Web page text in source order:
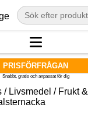
PRISFÖRFRÅGAN
Snabbt, gratis och anpassat för dig
/ Livsmedel / Frukt &